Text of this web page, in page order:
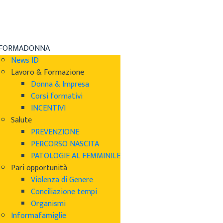
News ID
Lavoro & Formazione
Donna & Impresa
Corsi formativi
INCENTIVI
Salute
PREVENZIONE
PERCORSO NASCITA
PATOLOGIE AL FEMMINILE
Pari opportunità
Violenza di Genere
Conciliazione tempi
Organismi
Informafamiglie